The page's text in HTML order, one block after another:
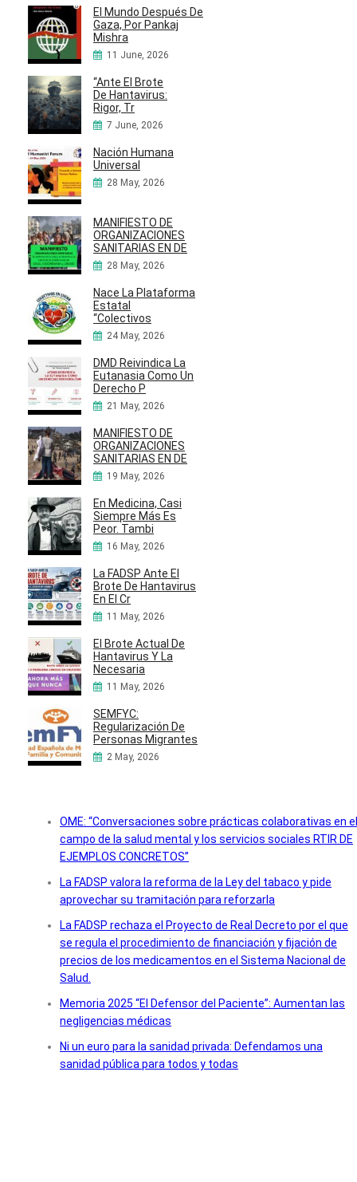
El Mundo Después De
Gaza, Por Pankaj
Mishra
11 June, 2026
“Ante El Brote
De Hantavirus:
Rigor, Tr
7 June, 2026
Nación Humana
Universal
28 May, 2026
MANIFIESTO DE
ORGANIZACIONES
SANITARIAS EN DE
28 May, 2026
Nace La Plataforma
Estatal
“Colectivos
24 May, 2026
DMD Reivindica La
Eutanasia Como Un
Derecho P
21 May, 2026
MANIFIESTO DE
ORGANIZACIONES
SANITARIAS EN DE
19 May, 2026
En Medicina, Casi
Siempre Más Es
Peor. Tambi
16 May, 2026
La FADSP Ante El
Brote De Hantavirus
En El Cr
11 May, 2026
El Brote Actual De
Hantavirus Y La
Necesaria
11 May, 2026
SEMFYC:
Regularización De
Personas Migrantes
2 May, 2026
OME: “Conversaciones sobre prácticas colaborativas en el
campo de la salud mental y los servicios sociales RTIR DE
EJEMPLOS CONCRETOS”
La FADSP valora la reforma de la Ley del tabaco y pide
aprovechar su tramitación para reforzarla
La FADSP rechaza el Proyecto de Real Decreto por el que
se regula el procedimiento de financiación y fijación de
precios de los medicamentos en el Sistema Nacional de
Salud.
Memoria 2025 “El Defensor del Paciente”: Aumentan las
negligencias médicas
Ni un euro para la sanidad privada: Defendamos una
sanidad pública para todos y todas